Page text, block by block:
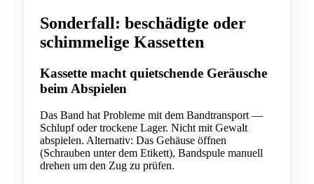
Sonderfall: beschädigte oder
schimmelige Kassetten
Kassette macht quietschende Geräusche
beim Abspielen
Das Band hat Probleme mit dem Bandtransport —
Schlupf oder trockene Lager. Nicht mit Gewalt
abspielen. Alternativ: Das Gehäuse öffnen
(Schrauben unter dem Etikett), Bandspule manuell
drehen um den Zug zu prüfen.